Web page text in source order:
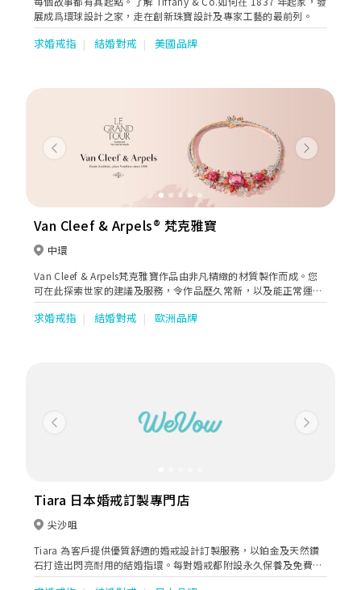
展成爲環球設計之家，走在創新珠寶設計及專家工藝的最前列。
求婚戒指 結婚對戒 美國品牌
Previous Next
Van Cleef & Arpels® 梵克雅寶
中環
Van Cleef & Arpels梵克雅寶作品由非凡精緻的材質製作而成。您
可在此探索世家的建議及服務，令作品歷久常新，以及能正常運
作。
求婚戒指 結婚對戒 歐洲品牌
Previous Next
Tiara 日本婚戒訂製專門店
尖沙咀
Tiara 為客戶提供優質舒適的婚戒設計訂製服務，以鉑金及天然鑽
石打造出閃亮耐用的結婚指環。每對婚戒都附設永久保養及免費清
洗服務，並提供個性化的刻字服務。